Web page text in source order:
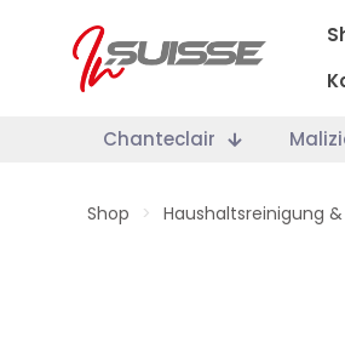
Chanteclair
Shop > Haushaltsreinigung